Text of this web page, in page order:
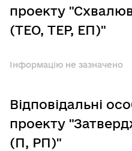
проекту
(ТЕО, ТЕР, ЕП)"
Інформацію не зазначено
Відповідальні
проекту
(П, РП)"